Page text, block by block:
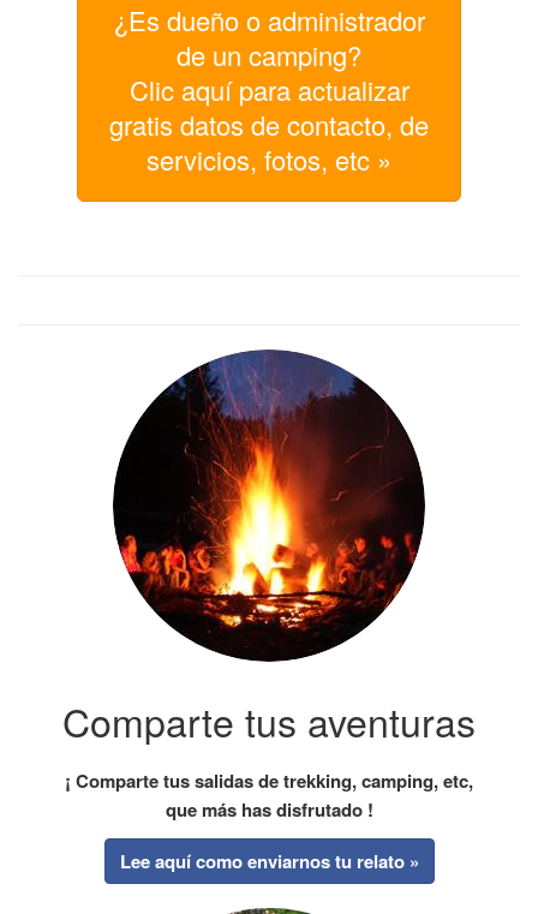
¿Es dueño o administrador
de un camping?
Clic aquí para actualizar
gratis datos de contacto, de
servicios, fotos, etc »
Comparte tus aventuras
¡ Comparte tus salidas de trekking, camping, etc,
que más has disfrutado !
Lee aquí como enviarnos tu relato »